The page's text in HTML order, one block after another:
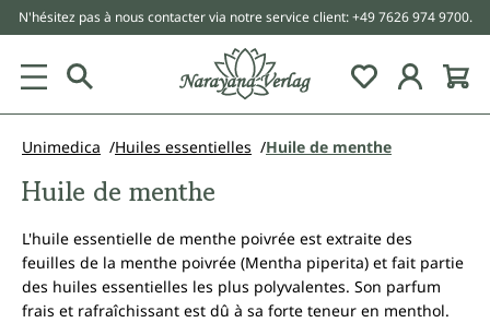
principal
N'hésitez pas à nous contacter via notre service client: +49 7626 974 9700.
Unimedica Huiles essentielles Huile de menthe
Huile de menthe
L'huile essentielle de menthe poivrée est extraite des
feuilles de la menthe poivrée (Mentha piperita) et fait partie
des huiles essentielles les plus polyvalentes. Son parfum
frais et rafraîchissant est dû à sa forte teneur en menthol.